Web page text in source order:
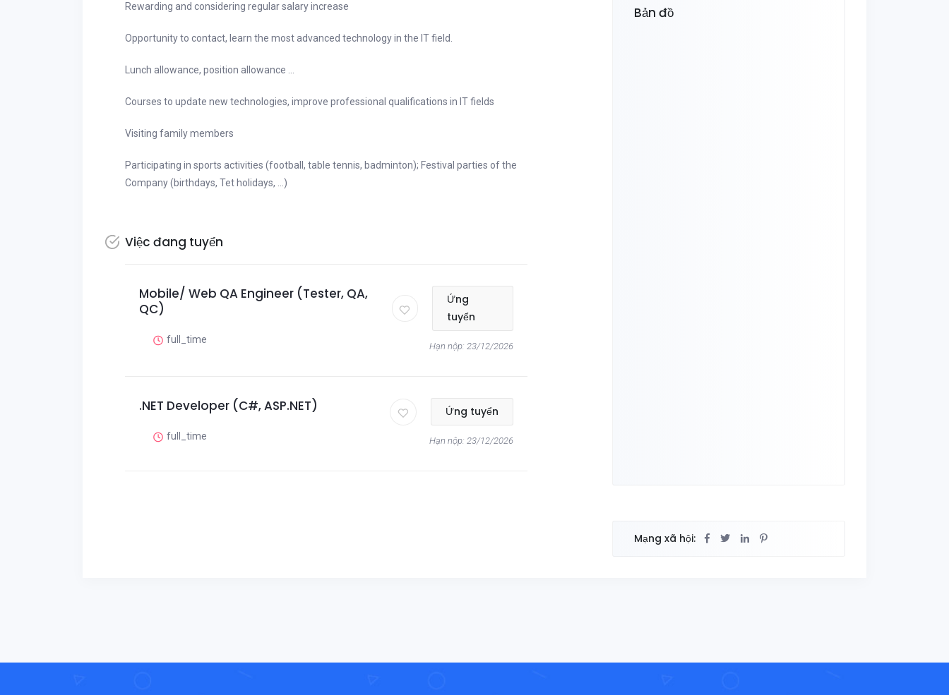
Rewarding and considering regular salary increase
Opportunity to contact, learn the most advanced technology in the IT field.
Lunch allowance, position allowance ...
Courses to update new technologies, improve professional qualifications in IT fields
Visiting family members
Participating in sports activities (football, table tennis, badminton); Festival parties of the
Company (birthdays, Tet holidays, ...)
Việc đang tuyển
Mobile/ Web QA Engineer (Tester, QA,
QC)
full_time
Ứng
tuyển
Hạn nộp: 23/12/2026
.NET Developer (C#, ASP.NET)
full_time
Ứng tuyển
Hạn nộp: 23/12/2026
Bản đồ
Mạng xã hội: